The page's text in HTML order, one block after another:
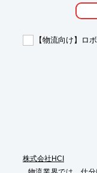
【活用シーン】
・コンテナ間の貨物
・自動化された仕分
【物流向け】ロ
株式会社HCI